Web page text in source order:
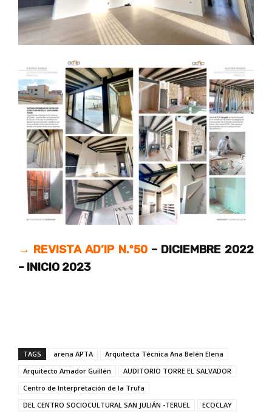
→ REVISTA AD’IP N.º50– DICIEMBRE 2022
– INICIO 2023
TAGS arena APTA
Arquitecta Técnica Ana Belén Elena
Arquitecto Amador Guillén
AUDITORIO TORRE EL SALVADOR
Centro de Interpretación de la Trufa
DEL CENTRO SOCIOCULTURAL SAN JULIÁN -TERUEL
ECOCLAY